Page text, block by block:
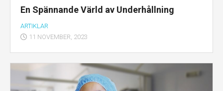
En Spännande Värld av Underhållning
ARTIKLAR
11 NOVEMBER, 2023